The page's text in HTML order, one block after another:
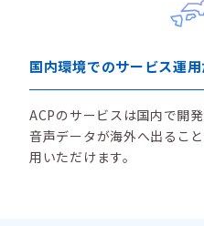
国内環境でのサービス運
ACPのサービスは国内で開
音声データが海外へ出るこ
用いただけます。